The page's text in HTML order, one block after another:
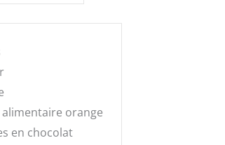
orange
en chocolat